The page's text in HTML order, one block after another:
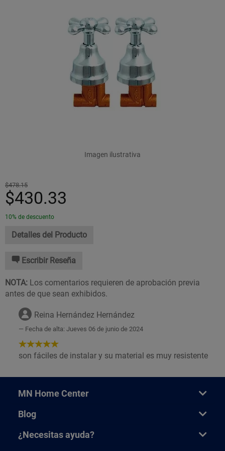
Imagen ilustrativa
$478.15
$430.33
10% de descuento
Detalles del Producto
Escribir Reseña
NOTA: Los comentarios requieren de aprobación previa
antes de que sean exhibidos.
Reina Hernández Hernández
Fecha de alta: Jueves 06 de junio de 2024
5
de
Estrellas!
son fáciles de instalar y su material es muy resistente
MN Home Center
Blog
¿Necesitas ayuda?